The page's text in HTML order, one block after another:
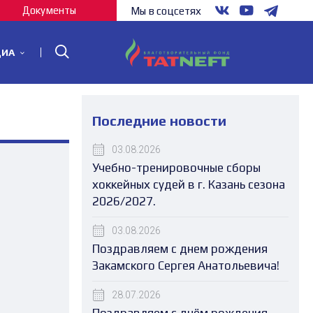
Документы Мы в соцсетях
Последние новости
03.08.2026
Учебно-тренировочные сборы
хоккейных судей в г. Казань сезона
2026/2027.
03.08.2026
Поздравляем с днем рождения
Закамского Сергея Анатольевича!
28.07.2026